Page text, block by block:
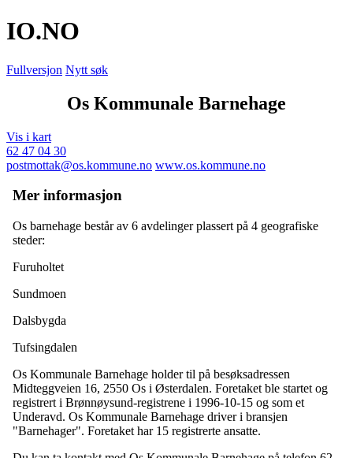
IO.NO
Fullversjon Nytt søk
Os Kommunale Barnehage
Vis i kart
62 47 04 30
postmottak@os.kommune.no www.os.kommune.no
Mer informasjon
Os barnehage består av 6 avdelinger plassert på 4 geografiske
steder:
Furuholtet
Sundmoen
Dalsbygda
Tufsingdalen
Os Kommunale Barnehage holder til på besøksadressen
Midteggveien 16, 2550 Os i Østerdalen. Foretaket ble startet og
registrert i Brønnøysund-registrene i 1996-10-15 og som et
Underavd. Os Kommunale Barnehage driver i bransjen
"Barnehager". Foretaket har 15 registrerte ansatte.